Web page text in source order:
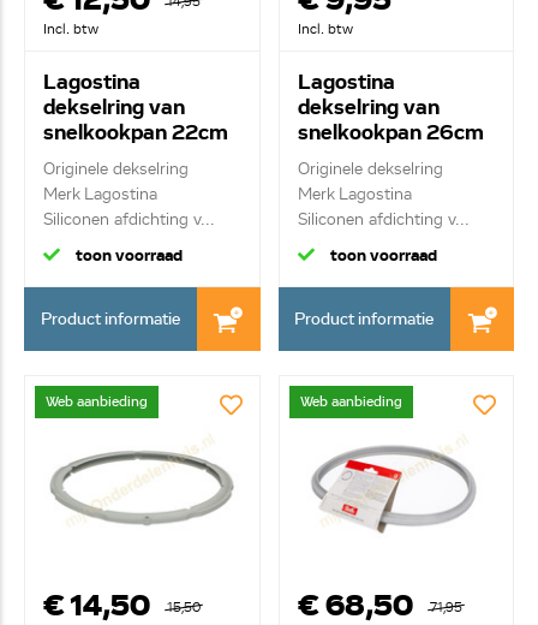
Incl. btw
Lagostina
dekselring van
snelkookpan 22cm
090.003.0102.07
Originele dekselring
Merk Lagostina
Siliconen afdichting v...
toon voorraad
Product informatie
Incl. btw
Lagostina
dekselring van
snelkookpan 26cm
090.003.0102.12
Originele dekselring
Merk Lagostina
Siliconen afdichting v...
toon voorraad
Product informatie
Web aanbieding
€ 14,50
15,50
Web aanbieding
€ 68,50
71,95